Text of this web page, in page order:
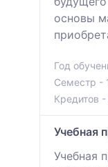
основы
Год
Семестр -
Кредитов -
Учебная
Учебная